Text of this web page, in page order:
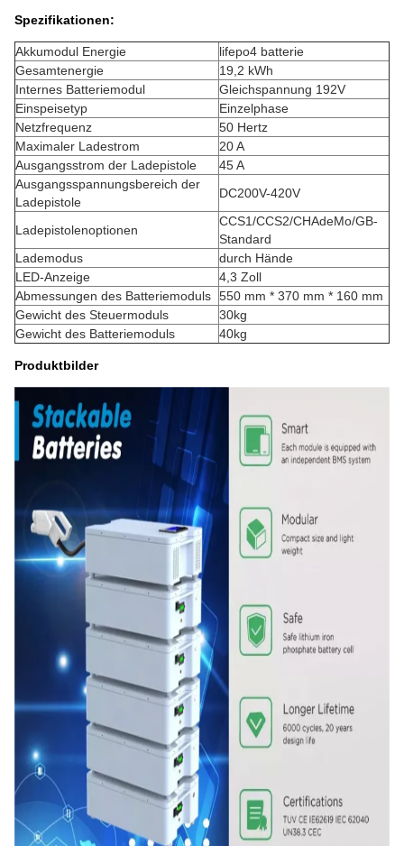
Spezifikationen:
Akkumodul Energie
lifepo4 batterie
Gesamtenergie
19,2 kWh
Internes Batteriemodul
Gleichspannung 192V
Einspeisetyp
Einzelphase
Netzfrequenz
50 Hertz
Maximaler Ladestrom
20 A
Ausgangsstrom der Ladepistole
45 A
Ausgangsspannungsbereich der
Ladepistole
DC200V-420V
Ladepistolenoptionen
CCS1/CCS2/CHAdeMo/GB-
Standard
Lademodus
durch Hände
LED-Anzeige
4,3 Zoll
Abmessungen des Batteriemoduls 550 mm * 370 mm * 160 mm
Gewicht des Steuermoduls
30kg
Gewicht des Batteriemoduls
40kg
Produktbilder